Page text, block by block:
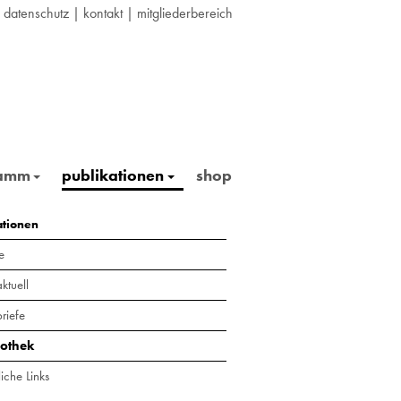
datenschutz | kontakt| mitgliederbereich
publikationen shop
Links